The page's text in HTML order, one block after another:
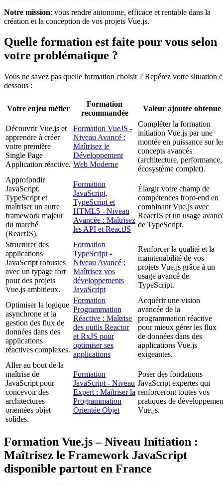
Notre mission: vous rendre autonome, efficace et rentable dans la
création et la conception de vos projets Vue.js.
Quelle formation est faite pour vous selon
votre problématique ?
Vous ne savez pas quelle formation choisir ? Repérez votre situation
dessous :
Votre enjeu métier
Formation
recommandée
Valeur ajoutée obtenue
Découvrir Vue.js et
apprendre à créer
votre première
Single Page
Application réactive.
Formation VueJS -
Niveau Avancé :
Maîtrisez le
Développement
Web Moderne
Compléter la formation
initiation Vue.js par une
montée en puissance sur
concepts avancés
(architecture, performance,
écosystème complet).
Approfondir
JavaScript,
TypeScript et
maîtriser un autre
framework majeur
du marché
(ReactJS).
Formation
JavaScript,
TypeScript et
HTML5 - Niveau
Avancée : Maîtrisez
les API et ReactJS
Élargir votre champ de
compétences front-end en
combinant Vue.js avec
ReactJS et un usage
de TypeScript.
Structurer des
applications
JavaScript robustes
avec un typage fort
pour des projets
Vue.js ambitieux.
Formation
TypeScript -
Niveau Avancé :
Maîtrisez vos
développements
JavaScript
Renforcer la qualité et la
maintenabilité de vos
projets Vue.js grâce à un
usage avancé de
TypeScript.
Optimiser la logique
asynchrone et la
gestion des flux de
données dans des
applications
réactives complexes.
Formation
Programmation
Réactive : Maîtrise
des outils Reactor
et RxJS pour
optimiser ses
applications
Acquérir une vision
avancée de la
programmation réactive
pour mieux gérer les flux
de données dans des
applications Vue.js
exigeantes.
Aller au bout de la
maîtrise de
JavaScript pour
concevoir des
architectures
orientées objet
solides.
Formation
JavaScript - Niveau
Expert : Maîtriser la
Programmation
Orientée Objet
Poser des fondations
JavaScript expertes qui
renforceront toutes vos
pratiques de
Vue.js.
Formation Vue.js – Niveau Initiation :
Maîtrisez le Framework JavaScript
disponible partout en France